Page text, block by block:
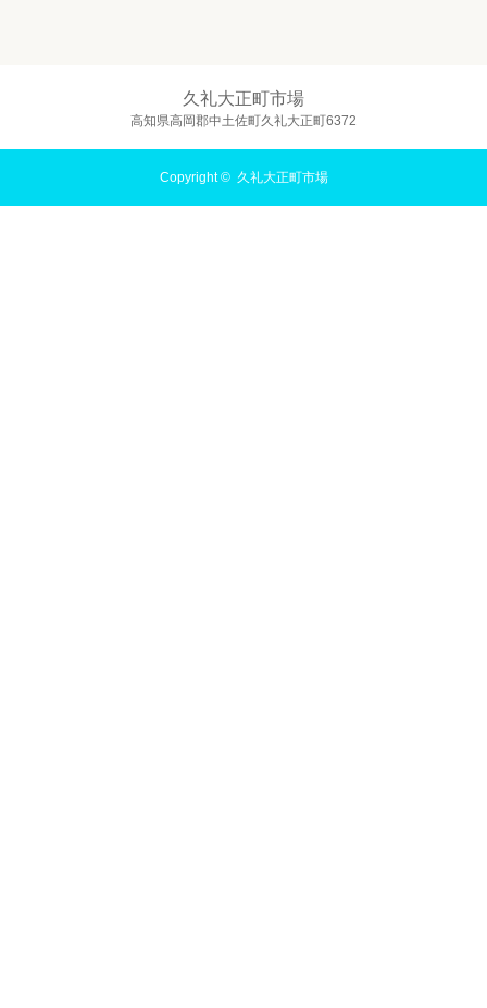
久礼大正町市場
高知県高岡郡中土佐町久礼大正町6372
Copyright © 久礼大正町市場